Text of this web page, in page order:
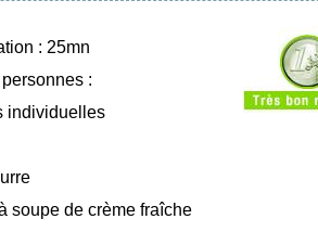
: 25mn
:
individuelles
soupe de crème fraîche